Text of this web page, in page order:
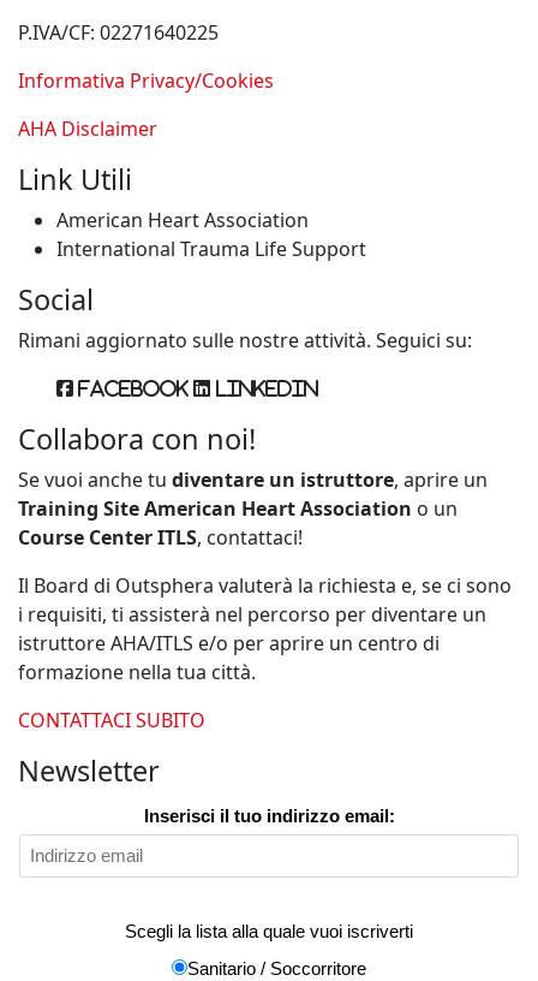
P.IVA/CF: 02271640225
Informativa Privacy/Cookies
AHA Disclaimer
Link Utili
American Heart Association
International Trauma Life Support
Social
Rimani aggiornato sulle nostre attività. Seguici su:
Facebook Linkedin
Collabora con noi!
Se vuoi anche tu diventare un istruttore, aprire un
Training Site American Heart Association o un
Course Center ITLS, contattaci!
Il Board di Outsphera valuterà la richiesta e, se ci sono
i requisiti, ti assisterà nel percorso per diventare un
istruttore AHA/ITLS e/o per aprire un centro di
formazione nella tua città.
CONTATTACI SUBITO
Newsletter
Inserisci il tuo indirizzo email:
Scegli la lista alla quale vuoi iscriverti
Sanitario / Soccorritore